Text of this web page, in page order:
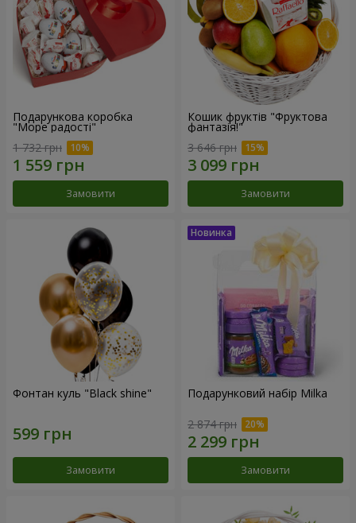
Подарункова коробка
"Море радості"
1 732 грн
Замовити
Кошик фруктів "Фруктова
фантазія!"
3 646 грн
Замовити
Фонтан куль "Black shine"
Замовити
Подарунковий набір Milka
2 874 грн
Замовити